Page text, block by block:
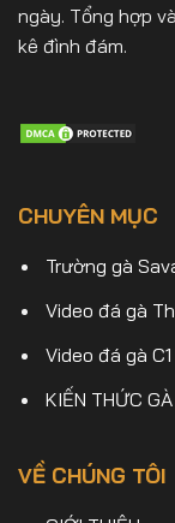
ngày. Tổng hợp
kê đình đám.
CHUYÊN MỤC
Trường gà
Video đá gà
Video đá gà C1
KIẾN THỨC
VỀ CHÚNG TÔI